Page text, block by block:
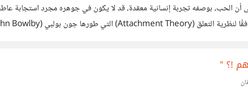
أن الحب، بوصفه تجربة إنسانية معقدة، قد لا يكون في جوهره مجرد استجابة
!؟ "